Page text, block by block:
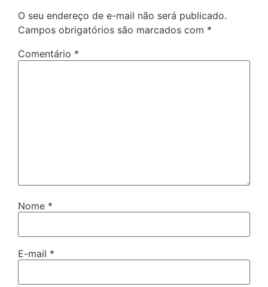
O seu endereço de e-mail não será publicado.
Campos obrigatórios são marcados com *
Comentário *
Nome *
E-mail *